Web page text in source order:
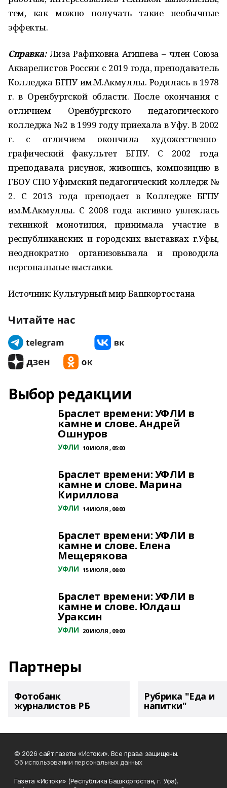
тем, как можно получать такие необычные
эффекты.
Справка: Лиза Рафиковна Агишева – член Союза
Акварелистов России с 2019 года, преподаватель
Колледжа БГПУ им.М.Акмуллы. Родилась в 1978
г. в Оренбургской области. После окончания с
отличием Оренбургского педагогического
колледжа №2 в 1999 году приехала в Уфу. В 2002
г. с отличием окончила художественно-
графический факультет БГПУ. С 2002 года
преподавала рисунок, живопись, композицию в
ГБОУ СПО Уфимский педагогический колледж №
2. С 2013 года преподает в Колледже БГПУ
им.М.Акмуллы. С 2008 года активно увлеклась
техникой монотипия, принимала участие в
республиканских и городских выставках г.Уфы,
неоднократно организовывала и проводила
персональные выставки.
Источник: Культурный мир Башкортостана
Читайте нас
Выбор редакции
Браслет времени: УФЛИ в
камне и слове. Андрей
Ошнуров
УФЛИ 10 ИЮЛЯ , 05:00
Браслет времени: УФЛИ в
камне и слове. Марина
Кириллова
УФЛИ 14 ИЮЛЯ , 06:00
Браслет времени: УФЛИ в
камне и слове. Елена
Мещерякова
УФЛИ 15 ИЮЛЯ , 06:00
Браслет времени: УФЛИ в
камне и слове. Юлдаш
Ураксин
УФЛИ 20 ИЮЛЯ , 09:00
Партнеры
Фотобанк
журналистов РБ
Рубрика "Еда и
напитки"
© 2026 сайт газеты «Истоки». Все права защищены.
Об использовании персональных данных
Газета «Истоки» (Республика Башкортостан, г. Уфа),